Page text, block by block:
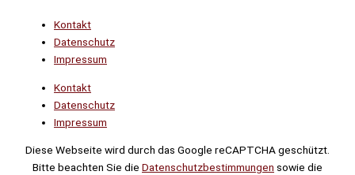
Kontakt
Datenschutz
Impressum
Kontakt
Datenschutz
Impressum
Diese Webseite wird durch das Google reCAPTCHA geschützt.
Bitte beachten Sie die Datenschutzbestimmungen sowie die